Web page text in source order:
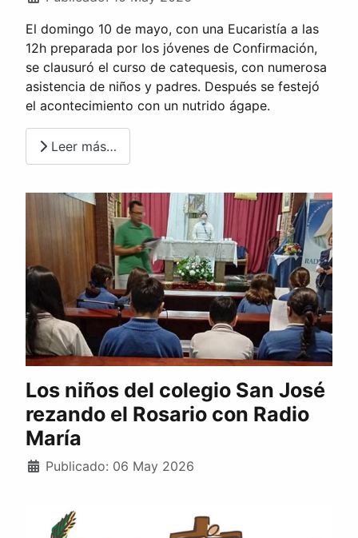
El domingo 10 de mayo, con una Eucaristía a las
12h preparada por los jóvenes de Confirmación,
se clausuró el curso de catequesis, con numerosa
asistencia de niños y padres. Después se festejó
el acontecimiento con un nutrido ágape.
Leer más…
Los niños del colegio San José
rezando el Rosario con Radio
María
Publicado: 06 May 2026